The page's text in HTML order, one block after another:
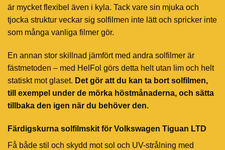
är mycket flexibel även i kyla. Tack vare sin mjuka och
tjocka struktur veckar sig solfilmen inte lätt och spricker inte
som många vanliga filmer gör.
En annan stor skillnad jämfört med andra solfilmer är
fästmetoden – med HelFol görs detta helt utan lim och helt
statiskt mot glaset. Det gör att du kan ta bort solfilmen,
till exempel under de mörka höstmånaderna, och sätta
tillbaka den igen när du behöver den.
Färdigskurna solfilmskit för Volkswagen Tiguan LTD
Få både stil och skydd mot sol och UV-strålning med